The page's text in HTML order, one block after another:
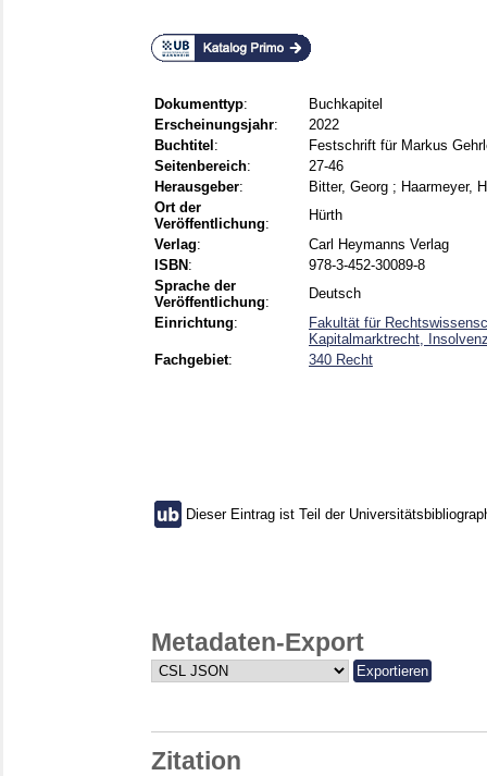
Dokumenttyp:
Buchkapitel
Erscheinungsjahr:
2022
Buchtitel :
Festschrift für Markus
Seitenbereich:
27-46
Herausgeber: Bitter, Georg ; Haarmeyer,
Ort der
Veröffentlichung:
Hürth
Verlag:
Carl Heymanns Verlag
ISBN :
978-3-452-30089-8
Sprache der
Veröffentlichung:
Deutsch
Einrichtung:
Fakultät für
Kapitalmarktrecht,
Fachgebiet: 340 Recht
Dieser Eintrag ist Teil der
Metadaten-Export
Zitation